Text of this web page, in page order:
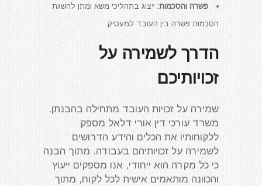
פשרה והסכמות: ייצוג בתהליכי משא ומתן להשגת
הסכמות פשרה בין העובד למעסיק.
הדרך לשמירה על
זכויותיכם
שמירה על זכויות העובד מתחילה בהבנתן.
משרד עורכי דין אורי דלאל מספק
ללקוחותיו את הכלים והידע הדרושים
לשמירה על זכויותיהם בעבודה. מתוך הבנה
כי כל מקרה הוא ייחודי, אנו מספקים ייעוץ
והכוונה מותאמים אישית לכל לקוח, מתוך